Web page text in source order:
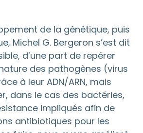
de la génétique, puis
Michel G. Bergeron s’est dit
d’une part de repérer
des pathogènes (virus
à leur ADN/ARN, mais
dans le cas des bactéries,
impliqués afin de
antibiotiques pour les